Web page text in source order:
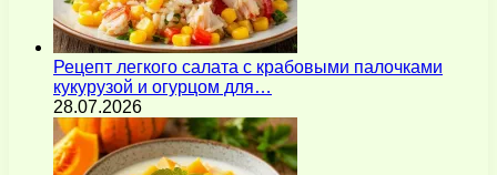
Рецепт легкого салата с крабовыми палочками
кукурузой и огурцом для…
28.07.2026